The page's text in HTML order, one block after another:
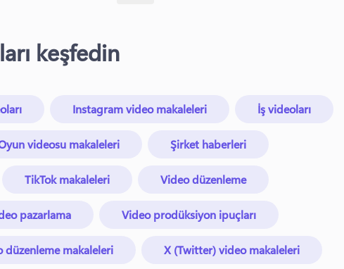
keşfedin
Instagram video makaleleri İş videoları
videosu makaleleri Şirket haberleri
TikTok makaleleri Video düzenleme
pazarlama Video prodüksiyon ipuçları
düzenleme makaleleri X (Twitter) video makaleleri